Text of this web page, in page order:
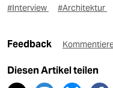
#Interview #Architektur
Feedback
Diesen Artikel teilen